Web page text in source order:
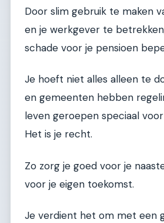
Door slim gebruik te maken
en je werkgever te
schade voor je pensioen
Je hoeft niet alles alleen te
en gemeenten hebben
leven geroepen speciaal voor
Het is je recht.
Zo zorg je goed voor je
voor je eigen toekomst.
Je verdient het om met een